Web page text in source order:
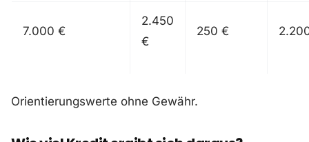
7.000 €
2.450
€
250 €
Orientierungswerte ohne Gewähr.